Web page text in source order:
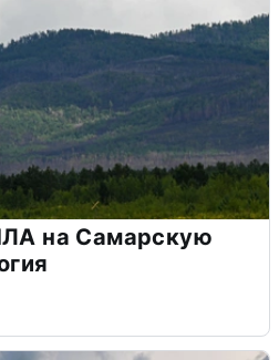
на Самарскую